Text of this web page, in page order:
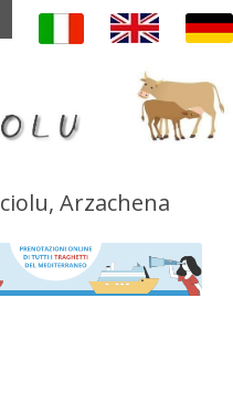
Arzachena